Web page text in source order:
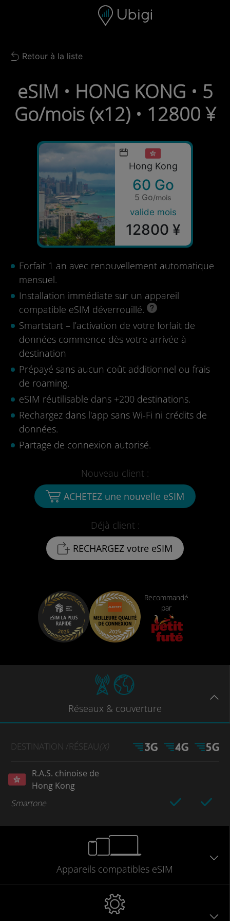
Barre de navigation Bas de page
Back to list
Retour à la liste
eSIM • HONG KONG • 5
Go/mois (x12) • 12800 ¥
Hong Kong
60 Go
5 Go/mois
valide mois
12800 ¥
Forfait 1 an avec renouvellement automatique
mensuel.
Installation immédiate sur un appareil
compatible eSIM déverrouillé.
Smartstart – l’activation de votre forfait de
données commence dès votre arrivée à
destination
Prépayé sans aucun coût additionnel ou frais
de roaming.
eSIM réutilisable dans +200 destinations.
Rechargez dans l'app sans Wi-Fi ni crédits de
données.
Partage de connexion autorisé.
Déjà client :
RECHARGEZ votre eSIM
Nouveau client :
ACHETEZ une nouvelle eSIM
Recommandé
par
Réseaux & couverture
DESTINATION /RÉSEAU(X)
R.A.S. chinoise de
Hong Kong
Smartone
Appareils compatibles eSIM